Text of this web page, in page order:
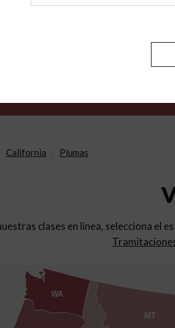
California Plumas
clases en línea, selecciona el
MT
WA